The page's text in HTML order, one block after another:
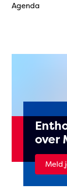
Agenda
over
Meld